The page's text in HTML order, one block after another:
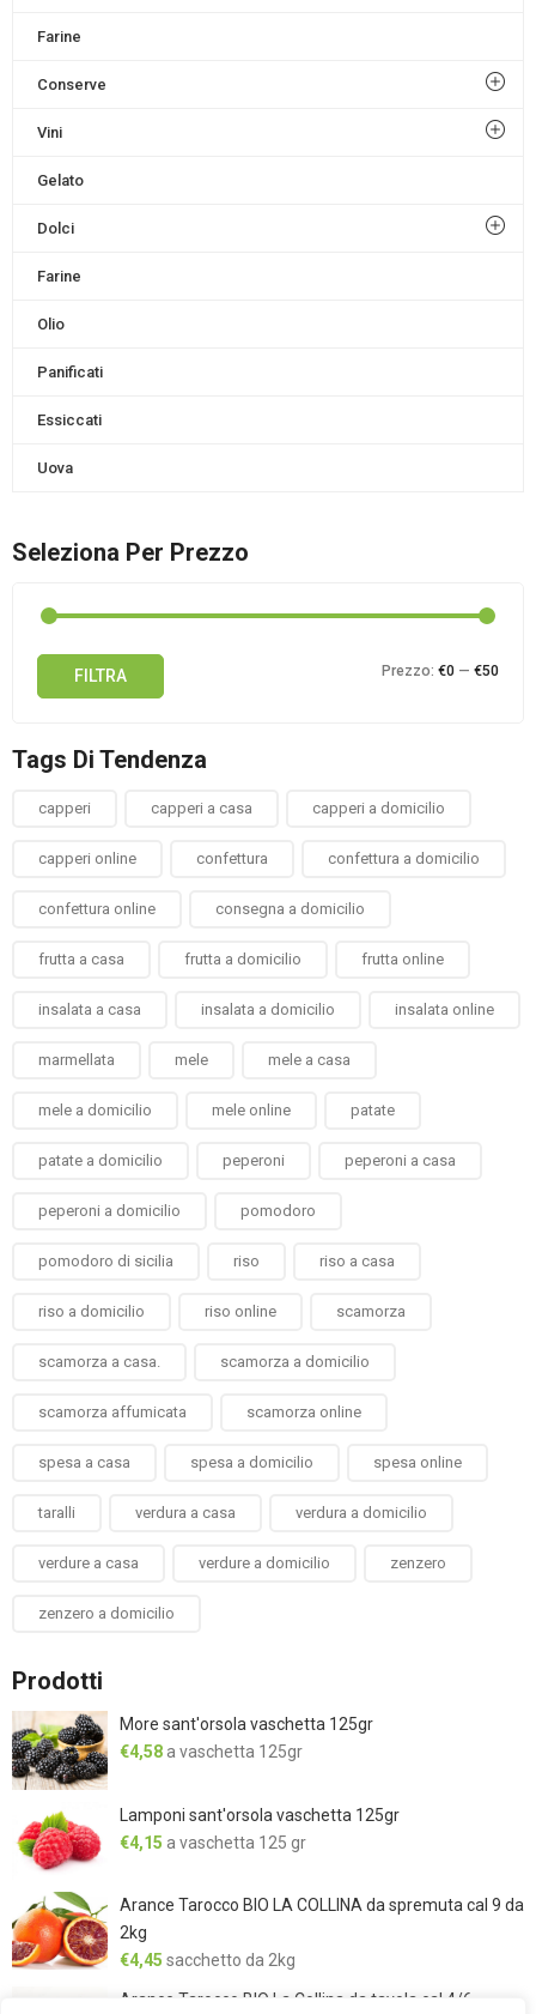
Farine
Conserve
Vini
Gelato
Dolci
Farine
Olio
Panificati
Essiccati
Uova
Seleziona Per Prezzo
FILTRA Prezzo: €0 — €50
Tags Di Tendenza
capperi capperi a casa capperi a domicilio
capperi online confettura confettura a domicilio
confettura online consegna a domicilio
frutta a casa frutta a domicilio frutta online
insalata a casa insalata a domicilio insalata online
marmellata mele mele a casa
mele a domicilio mele online patate
patate a domicilio peperoni peperoni a casa
peperoni a domicilio pomodoro
pomodoro di sicilia riso riso a casa
riso a domicilio riso online scamorza
scamorza a casa. scamorza a domicilio
scamorza affumicata scamorza online
spesa a casa spesa a domicilio spesa online
taralli verdura a casa verdura a domicilio
verdure a casa verdure a domicilio zenzero
zenzero a domicilio
Prodotti
More sant'orsola vaschetta 125gr
€4,58 a vaschetta 125gr
Lamponi sant'orsola vaschetta 125gr
€4,15 a vaschetta 125 gr
Arance Tarocco BIO LA COLLINA da spremuta cal 9 da
2kg
€4,45 sacchetto da 2kg
Arance Tarocco BIO La Collina da tavola cal 4/6